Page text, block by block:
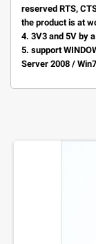
reserved RTS,
the product is at
4. 3V3 and 5V by
5. support
Server 2008 /